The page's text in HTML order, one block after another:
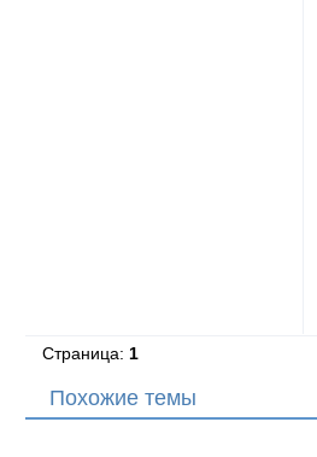
Страница: 1
Похожие темы